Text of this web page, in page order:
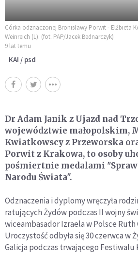
Córka odznaczonej Bronisławy Porwit - Elżbieta
Weinreich (L). (fot. PAP/Jacek Bednarczyk)
9 lat temu
KAI / psd
Dr Adam Janik z Ujazd nad
województwie małopolskim,
Kwiatkowscy z Przeworska
Porwit z Krakowa, to osoby
pośmiertnie medalami
Narodu Świata".
Odznaczenia i dyplomy wręczyła
ratujących Żydów podczas II wojny
wiceambasador Izraela w Polsce Ruth
Uroczystość odbyła się 30 czerwca w
Galicja podczas trwającego